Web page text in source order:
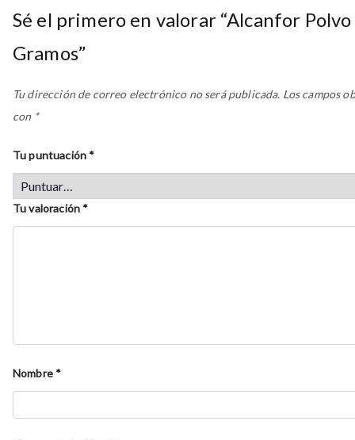
Sé el primero en valorar “Alcanfor
Gramos”
Tu dirección de correo electrónico no será publicada. Los campos
con *
Tu puntuación *
Tu valoración *
Nombre *